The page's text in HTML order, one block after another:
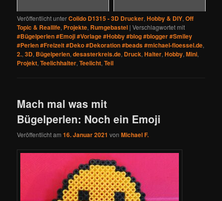
Veröffentlicht unterColido D1315 - 3D Drucker,Hobby & DIY,Off
Topic & Reallife, Projekte, Rumgebastel |Verschlagwortet mit
#Bügelperlen #Emoji #Vorlage #Hobby #blog #blogger #Smiley
#Perlen #Freizeit #Deko #Dekoration #beads #michael-floessel.de,
2.,3D, Bügelperlen,desasterkreis.de, Druck,Halter,Hobby,Mini,
Projekt,Teelichhalter,Teelicht,Teil
Mach mal was mit
Bügelperlen: Noch ein Emoji
Veröffentlicht am16. Januar 2021 vonMichael F.